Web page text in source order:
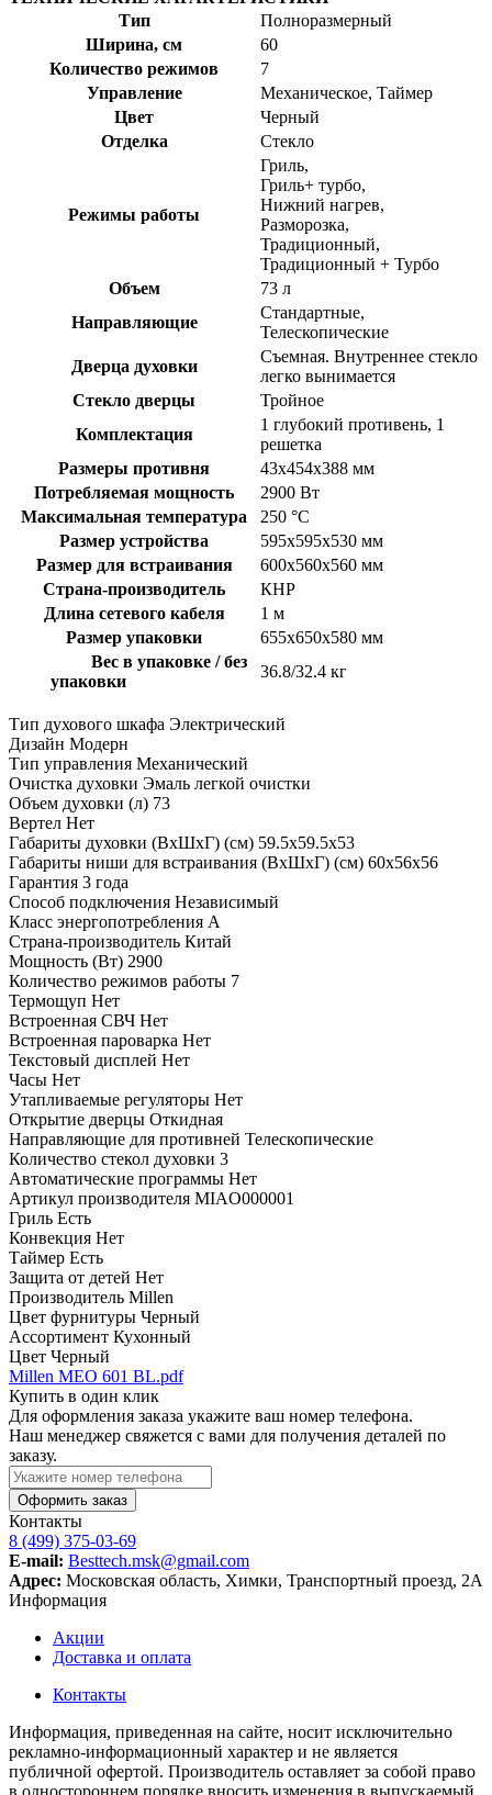
Тип
Полноразмерный
Ширина, см
60
Количество режимов
7
Управление
Механическое, Таймер
Цвет
Черный
Отделка
Стекло
Режимы работы
Гриль,
Гриль+ турбо,
Нижний нагрев,
Разморозка,
Традиционный,
Традиционный + Турбо
Объем
73 л
Направляющие
Стандартные,
Телескопические
Дверца духовки
Съемная. Внутреннее стекло
легко вынимается
Стекло дверцы
Тройное
Комплектация
1 глубокий противень, 1
решетка
Размеры противня
43х454х388 мм
Потребляемая мощность
2900 Вт
Максимальная температура
250 °С
Размер устройства
595х595х530 мм
Размер для встраивания
600х560х560 мм
Страна-производитель
КНР
Длина сетевого кабеля
1 м
Размер упаковки
655х650х580 мм
Вес в упаковке / без
упаковки
36.8/32.4 кг
Тип духового шкафа Электрический
Дизайн Модерн
Тип управления Механический
Очистка духовки Эмаль легкой очистки
Объем духовки (л) 73
Вертел Нет
Габариты духовки (ВхШхГ) (см) 59.5х59.5х53
Габариты ниши для встраивания (ВхШхГ) (см) 60х56х56
Гарантия 3 года
Способ подключения Независимый
Класс энергопотребления A
Страна-производитель Китай
Мощность (Вт) 2900
Количество режимов работы 7
Термощуп Нет
Встроенная СВЧ Нет
Встроенная пароварка Нет
Текстовый дисплей Нет
Часы Нет
Утапливаемые регуляторы Нет
Открытие дверцы Откидная
Направляющие для противней Телескопические
Количество стекол духовки 3
Автоматические программы Нет
Артикул производителя MIAO000001
Гриль Есть
Конвекция Нет
Таймер Есть
Защита от детей Нет
Производитель Millen
Цвет фурнитуры Черный
Ассортимент Кухонный
Цвет Черный
Millen MEO 601 BL.pdf
Купить в один клик
Для оформления заказа укажите ваш номер телефона.
Наш менеджер свяжется с вами для получения деталей по
заказу.
Оформить заказ
Контакты
8 (499) 375-03-69
E-mail: Besttech.msk@gmail.com
Адрес: Московская область, Химки, Транспортный проезд, 2А
Информация
Акции
Доставка и оплата
Контакты
Информация, приведенная на сайте, носит исключительно
рекламно-информационный характер и не является
публичной офертой. Производитель оставляет за собой право
в одностороннем порядке вносить изменения в выпускаемый